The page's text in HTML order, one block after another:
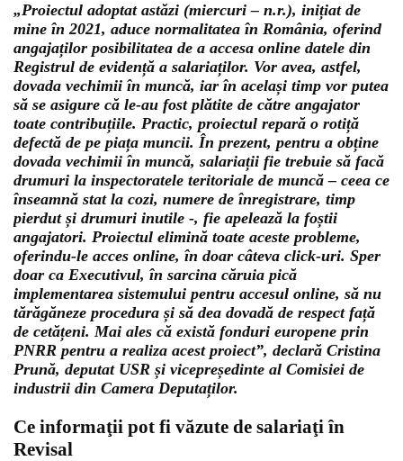
„Proiectul adoptat astăzi (miercuri – n.r.), inițiat de
mine în 2021, aduce normalitatea în România, oferind
angajaților posibilitatea de a accesa online datele din
Registrul de evidență a salariaților. Vor avea, astfel,
dovada vechimii în muncă, iar în același timp vor putea
să se asigure că le-au fost plătite de către angajator
toate contribuțiile. Practic, proiectul repară o rotiță
defectă de pe piața muncii. În prezent, pentru a obține
dovada vechimii în muncă, salariații fie trebuie să facă
drumuri la inspectoratele teritoriale de muncă – ceea ce
înseamnă stat la cozi, numere de înregistrare, timp
pierdut și drumuri inutile -, fie apelează la foștii
angajatori. Proiectul elimină toate aceste probleme,
oferindu-le acces online, în doar câteva click-uri. Sper
doar ca Executivul, în sarcina căruia pică
implementarea sistemului pentru accesul online, să nu
tărăgăneze procedura și să dea dovadă de respect față
de cetățeni. Mai ales că există fonduri europene prin
PNRR pentru a realiza acest proiect”, declară Cristina
Prună, deputat USR și vicepreședinte al Comisiei de
industrii din Camera Deputaților.
Ce informaţii pot fi văzute de salariaţi în
Revisal